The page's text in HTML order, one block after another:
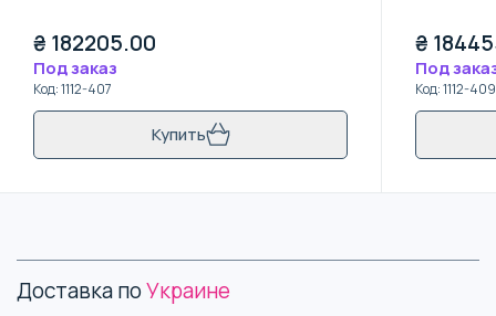
₴ 182205.00
Под заказ
Код:1112-407
Купить
₴
Под
Код:1112-409
Доставка поУкраине